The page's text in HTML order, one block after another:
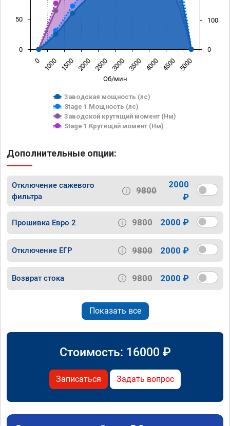
Об/мин
Заводская мощность (лс)
Stage 1 Мощность (лс)
Заводской крутящий момент (Нм)
Stage 1 Крутящий момент (Нм)
0 1000 1500 2000 2500 3000 3500 4000 4500 5000
0
50
0
100
Дополнительные опции:
Отключение сажевого
фильтра
9800
2000
₽
Прошивка Евро 2 9800 2000 ₽
Отключение ЕГР 9800 2000 ₽
Возврат стока 9800 2000 ₽
Показать все
Стоимость: 16000 ₽
Записаться Задать вопрос